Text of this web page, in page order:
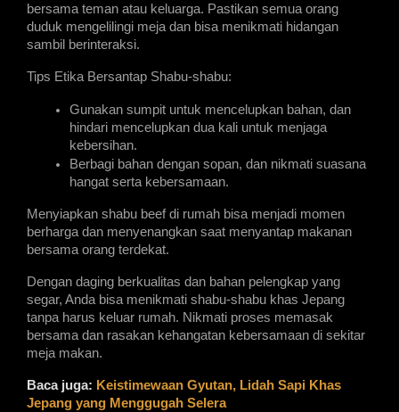
bersama teman atau keluarga. Pastikan semua orang
duduk mengelilingi meja dan bisa menikmati hidangan
sambil berinteraksi.
Tips Etika Bersantap Shabu-shabu:
Gunakan sumpit untuk mencelupkan bahan, dan
hindari mencelupkan dua kali untuk menjaga
kebersihan.
Berbagi bahan dengan sopan, dan nikmati suasana
hangat serta kebersamaan.
Menyiapkan shabu beef di rumah bisa menjadi momen
berharga dan menyenangkan saat menyantap makanan
bersama orang terdekat.
Dengan daging berkualitas dan bahan pelengkap yang
segar, Anda bisa menikmati shabu-shabu khas Jepang
tanpa harus keluar rumah. Nikmati proses memasak
bersama dan rasakan kehangatan kebersamaan di sekitar
meja makan.
Baca juga: Keistimewaan Gyutan, Lidah Sapi Khas
Jepang yang Menggugah Selera